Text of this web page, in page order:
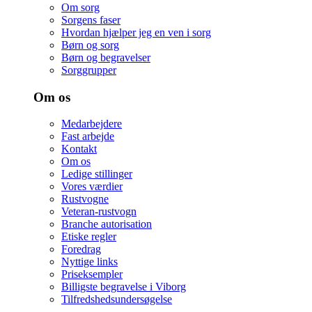
Om sorg
Sorgens faser
Hvordan hjælper jeg en ven i sorg
Børn og sorg
Børn og begravelser
Sorggrupper
Om os
Medarbejdere
Fast arbejde
Kontakt
Om os
Ledige stillinger
Vores værdier
Rustvogne
Veteran-rustvogn
Branche autorisation
Etiske regler
Foredrag
Nyttige links
Priseksempler
Billigste begravelse i Viborg
Tilfredshedsundersøgelse